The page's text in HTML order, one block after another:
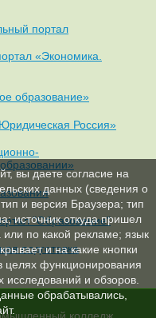
портал
«Экономика.
образование»
Россия»
"Образование"
подготовка
вы даете согласие на
данных (сведения о
и версия Браузера; тип
источник откуда пришел
или по какой рекламе; язык
и на какие кнопки
целях функционирования
исследований и обзоров.
обрабатывались,